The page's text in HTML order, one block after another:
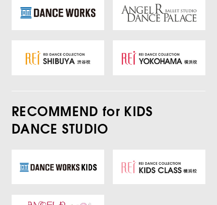
RECOMMEND for KIDS
DANCE STUDIO